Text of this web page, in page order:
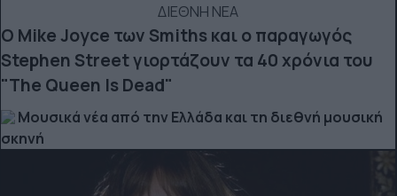
ΔΙΕΘΝΗ ΝΕΑ
Ο Mike Joyce των Smiths και o παραγωγός
Stephen Street γιορτάζουν τα 40 χρόνια του
"The Queen Is Dead"
Μουσικά νέα από την Ελλάδα και τη διεθνή μουσική
σκηνή